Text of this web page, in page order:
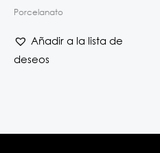
Porcelanato
Añadir a la lista de
deseos